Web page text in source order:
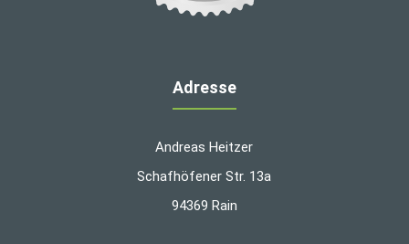
Adresse
Andreas Heitzer
Schafhöfener Str. 13a
94369 Rain